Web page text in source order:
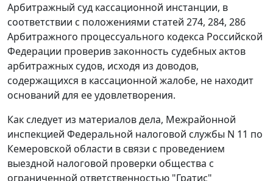
Арбитражный суд кассационной инстанции, в
соответствии с положениями статей 274, 284, 286
Арбитражного процессуального кодекса Российской
Федерации проверив законность судебных актов
арбитражных судов, исходя из доводов,
содержащихся в кассационной жалобе, не находит
оснований для ее удовлетворения.
Как следует из материалов дела, Межрайонной
инспекцией Федеральной налоговой службы N 11 по
Кемеровской области в связи с проведением
выездной налоговой проверки общества с
ограниченной ответственностью "Гратис"